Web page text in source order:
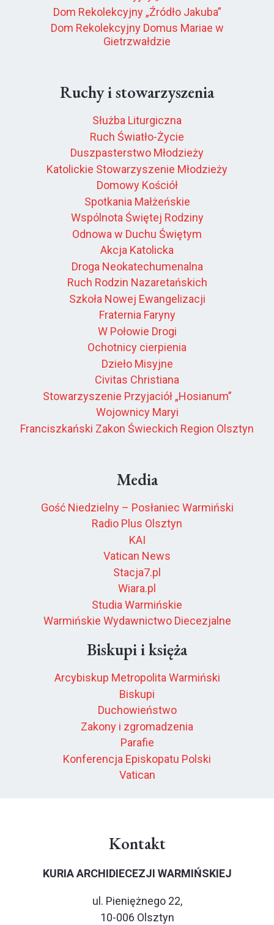
Dom Rekolekcyjny „Źródło Jakuba”
Dom Rekolekcyjny Domus Mariae w
Gietrzwałdzie
Ruchy i stowarzyszenia
Służba Liturgiczna
Ruch Światło-Życie
Duszpasterstwo Młodzieży
Katolickie Stowarzyszenie Młodzieży
Domowy Kościół
Spotkania Małżeńskie
Wspólnota Świętej Rodziny
Odnowa w Duchu Świętym
Akcja Katolicka
Droga Neokatechumenalna
Ruch Rodzin Nazaretańskich
Szkoła Nowej Ewangelizacji
Fraternia Faryny
W Połowie Drogi
Ochotnicy cierpienia
Dzieło Misyjne
Civitas Christiana
Stowarzyszenie Przyjaciół „Hosianum”
Wojownicy Maryi
Franciszkański Zakon Świeckich Region Olsztyn
Media
Gość Niedzielny – Posłaniec Warmiński
Radio Plus Olsztyn
KAI
Vatican News
Stacja7.pl
Wiara.pl
Studia Warmińskie
Warmińskie Wydawnictwo Diecezjalne
Biskupi i księża
Arcybiskup Metropolita Warmiński
Biskupi
Duchowieństwo
Zakony i zgromadzenia
Parafie
Konferencja Episkopatu Polski
Vatican
Kontakt
KURIA ARCHIDIECEZJI WARMIŃSKIEJ
ul. Pieniężnego 22,
10-006 Olsztyn